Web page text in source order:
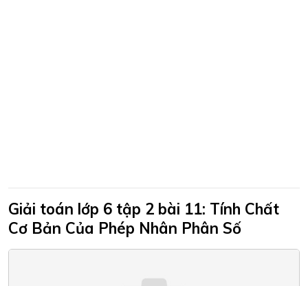
Giải toán lớp 6 tập 2 bài 11: Tính Chất
Cơ Bản Của Phép Nhân Phân Số